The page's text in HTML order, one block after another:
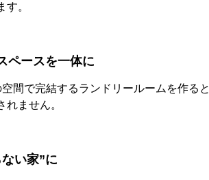
。
ペースを一体に
間で完結するランドリールームを作る
ません。
い家”に